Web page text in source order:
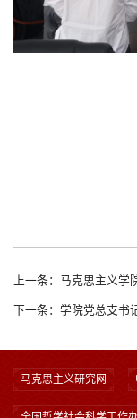
上一条：马克思主义学
下一条：学院党总支书
马克思主义研究网